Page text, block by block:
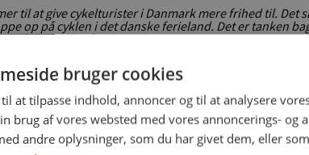
til at give cykelturister i Danmark mere frihed til. Det
op på cyklen i det danske ferieland. Det er tanken
downloades fra december.
turisterne et overblik over nye cykelruter. Med den
Dermed behøver cykelturisterne ikke planlægge,
er mulighederne for cykelturister i Danmark blevet
siger Janne Grønkjær Henriksen,
bruger cookies
at tilpasse indhold, annoncer og til at analysere
brug af vores websted med vores annoncerings- og
andre oplysninger, som du har givet dem, eller